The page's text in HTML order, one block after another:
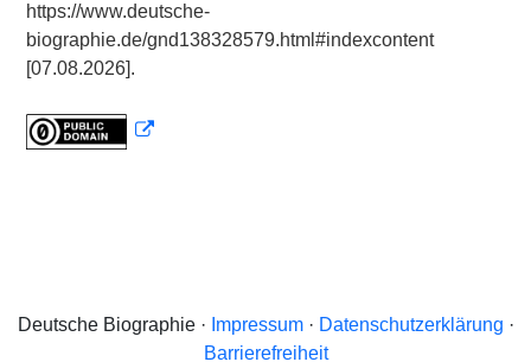
https://www.deutsche-
biographie.de/gnd138328579.html#indexcontent
[07.08.2026].
Deutsche Biographie · Impressum· Datenschutzerklärung ·
Barrierefreiheit